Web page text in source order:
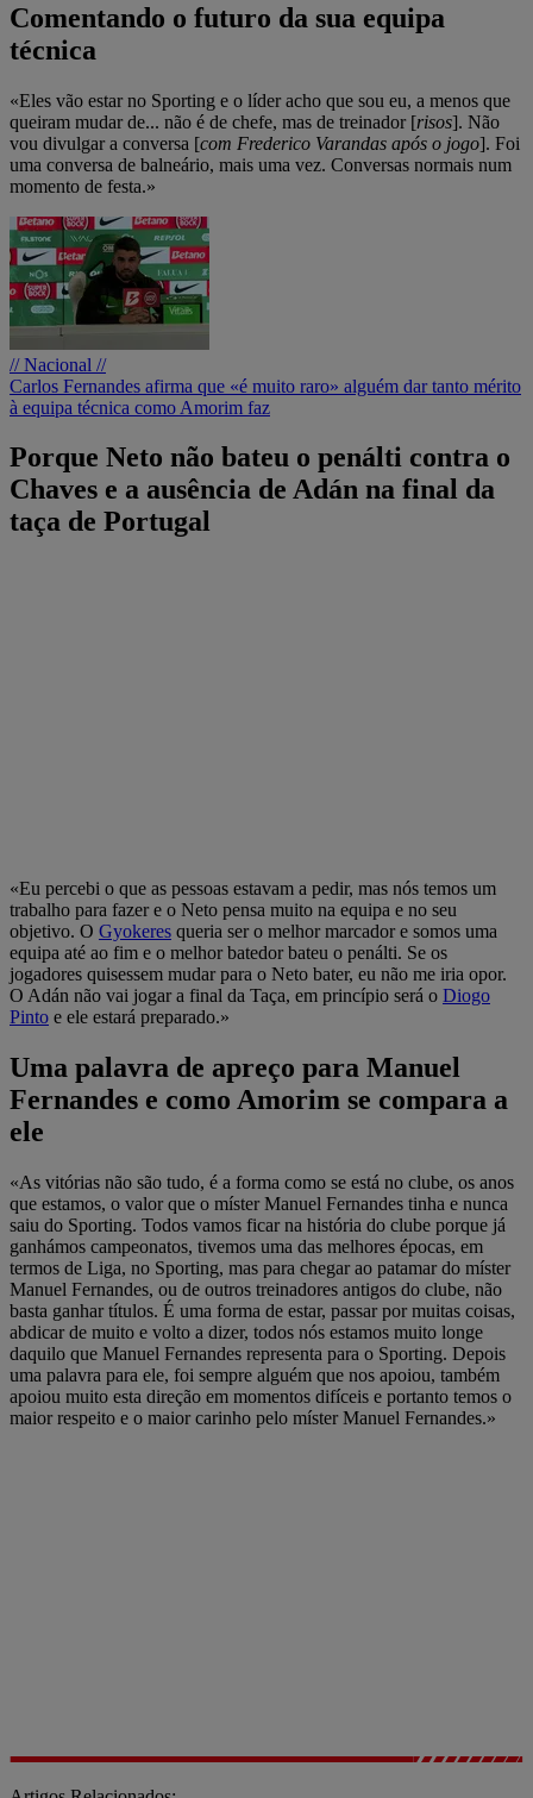
Comentando o futuro da sua equipa
técnica
«Eles vão estar no Sporting e o líder acho que sou eu, a menos que
queiram mudar de... não é de chefe, mas de treinador [risos]. Não
vou divulgar a conversa [com Frederico Varandas após o jogo]. Foi
uma conversa de balneário, mais uma vez. Conversas normais num
momento de festa.»
// Nacional //
Carlos Fernandes afirma que «é muito raro» alguém dar tanto mérito
à equipa técnica como Amorim faz
Porque Neto não bateu o penálti contra o
Chaves e a ausência de Adán na final da
taça de Portugal
«Eu percebi o que as pessoas estavam a pedir, mas nós temos um
trabalho para fazer e o Neto pensa muito na equipa e no seu
objetivo. O Gyokeres queria ser o melhor marcador e somos uma
equipa até ao fim e o melhor batedor bateu o penálti. Se os
jogadores quisessem mudar para o Neto bater, eu não me iria opor.
O Adán não vai jogar a final da Taça, em princípio será o Diogo
Pinto e ele estará preparado.»
Uma palavra de apreço para Manuel
Fernandes e como Amorim se compara a
ele
«As vitórias não são tudo, é a forma como se está no clube, os anos
que estamos, o valor que o míster Manuel Fernandes tinha e nunca
saiu do Sporting. Todos vamos ficar na história do clube porque já
ganhámos campeonatos, tivemos uma das melhores épocas, em
termos de Liga, no Sporting, mas para chegar ao patamar do míster
Manuel Fernandes, ou de outros treinadores antigos do clube, não
basta ganhar títulos. É uma forma de estar, passar por muitas coisas,
abdicar de muito e volto a dizer, todos nós estamos muito longe
daquilo que Manuel Fernandes representa para o Sporting. Depois
uma palavra para ele, foi sempre alguém que nos apoiou, também
apoiou muito esta direção em momentos difíceis e portanto temos o
maior respeito e o maior carinho pelo míster Manuel Fernandes.»